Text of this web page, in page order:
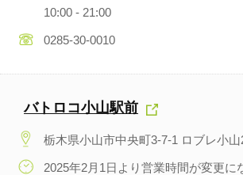
10:00 - 21:00
0285-30-0010
バトロコ小山駅前
栃木県小山市中央町3-7-1 ロブレ小山
2025年2月1日より営業時間が変更に